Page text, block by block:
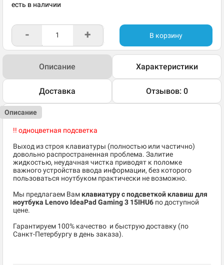
есть в наличии
- + В корзину
Описание Характеристики
Доставка Отзывов: 0
Описание
!! одноцветная подсветка
Выход из строя клавиатуры (полностью или частично)
довольно распространенная проблема. Залитие
жидкостью, неудачная чистка приводят к поломке
важного устройства ввода информации, без которого
пользоваться ноутбуком практически не возможно.
Мы предлагаем Вам клавиатуру с подсветкой клавиш для
ноутбука Lenovo IdeaPad Gaming 3 15IHU6 по доступной
цене.
​Гарантируем 100% качество и быструю доставку (по
Санкт-Петербургу в день заказа).